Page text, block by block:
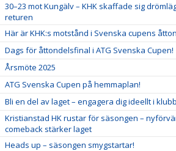
30–23 mot Kungälv – KHK skaffade sig
returen
Här är KHK:s motstånd i Svenska cupens
Dags för åttondelsfinal i ATG Svenska Cupen!
Årsmöte 2025
ATG Svenska Cupen på hemmaplan!
Bli en del av laget – engagera dig ideellt i
Kristianstad HK rustar för säsongen –
comeback stärker laget
Heads up – säsongen smygstartar!